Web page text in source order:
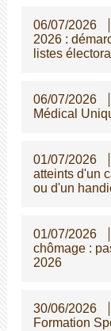
06/07/2026
2026 :
listes
06/07/2026
Médical
01/07/2026
atteints d'un
ou d'un
01/07/2026
chômage :
2026
30/06/2026
Formation